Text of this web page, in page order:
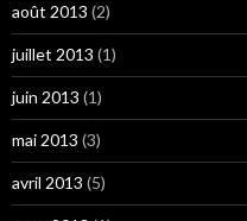
août 2013 (2)
juillet 2013 (1)
juin 2013 (1)
mai 2013 (3)
avril 2013 (5)